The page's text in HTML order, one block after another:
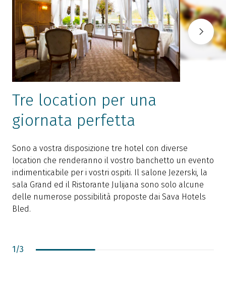
Tre location per una
giornata perfetta
Sono a vostra disposizione tre hotel con diverse
location che renderanno il vostro banchetto un evento
indimenticabile per i vostri ospiti. Il salone Jezerski, la
sala Grand ed il Ristorante Julijana sono solo alcune
delle numerose possibilità proposte dai Sava Hotels
Bled.
1 /3